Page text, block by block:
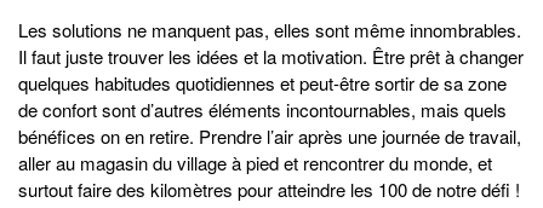
Les solutions ne manquent pas, elles sont même innombrables.
Il faut juste trouver les idées et la motivation. Être prêt à changer
quelques habitudes quotidiennes et peut-être sortir de sa zone
de confort sont d’autres éléments incontournables, mais quels
bénéfices on en retire. Prendre l’air après une journée de travail,
aller au magasin du village à pied et rencontrer du monde, et
surtout faire des kilomètres pour atteindre les 100 de notre défi !